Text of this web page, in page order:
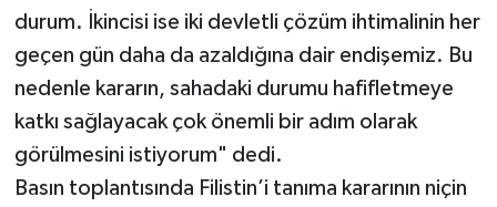
durum. İkincisi ise iki devletli çözüm ihtimalinin her
geçen gün daha da azaldığına dair endişemiz. Bu
nedenle kararın, sahadaki durumu hafifletmeye
katkı sağlayacak çok önemli bir adım olarak
görülmesini istiyorum" dedi.
Basın toplantısında Filistin’i tanıma kararının niçin